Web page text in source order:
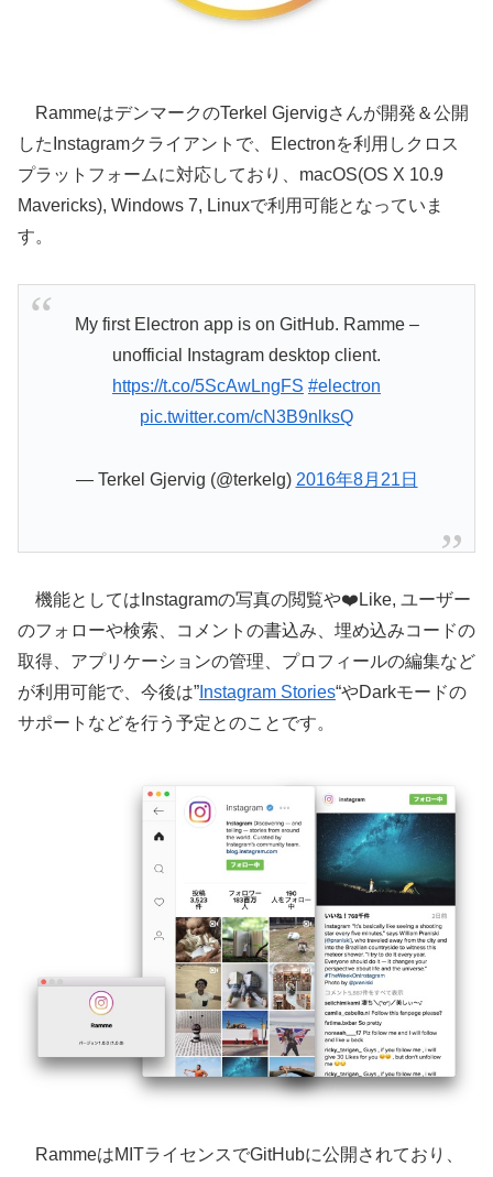
RammeはデンマークのTerkel Gjervigさんが開発＆公開
したInstagramクライアントで、Electronを利用しクロス
プラットフォームに対応しており、macOS(OS X 10.9
Mavericks), Windows 7, Linuxで利用可能となっていま
す。
My first Electron app is on GitHub. Ramme –
unofficial Instagram desktop client.
https://t.co/5ScAwLngFS #electron
pic.twitter.com/cN3B9nlksQ
— Terkel Gjervig (@terkelg) 2016年8月21日
機能としてはInstagramの写真の閲覧や❤️Like, ユーザー
のフォローや検索、コメントの書込み、埋め込みコードの
取得、アプリケーションの管理、プロフィールの編集など
が利用可能で、今後は” Instagram Stories“やDarkモードの
サポートなどを行う予定とのことです。
RammeはMITライセンスでGitHubに公開されており、